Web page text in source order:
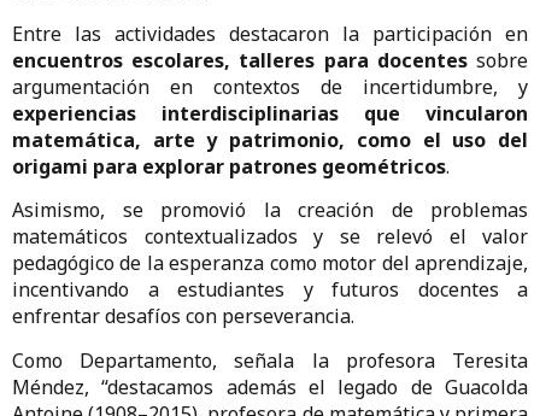
Entre las actividades destacaron la participación en
encuentros escolares, talleres para docentessobre
argumentación en contextos de incertidumbre, y
experiencias interdisciplinarias que vincularon
matemática, arte y patrimonio, como el uso del
origami para explorar patrones geométricos.
Asimismo, se promovió la creación de problemas
matemáticos contextualizados y se relevó el valor
pedagógico de la esperanza como motor del aprendizaje,
incentivando a estudiantes y futuros docentes a
enfrentar desafíos con perseverancia.
Como Departamento, señala la profesora Teresita
Méndez, “destacamos además el legado de Guacolda